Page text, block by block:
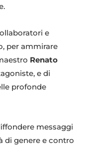
e
per ammirare
Renato
e di
profonde
messaggi
di genere e contro